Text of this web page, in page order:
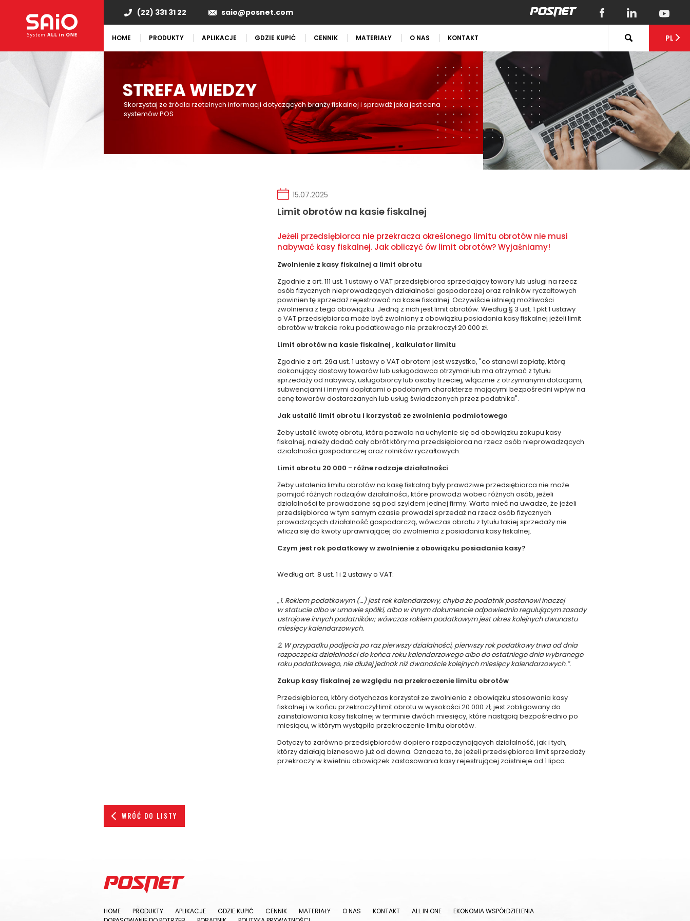
(22) 331 31 22 saio@posnet.com
HOME PRODUKTY APLIKACJE GDZIE KUPIĆ CENNIK MATERIAŁY O NAS KONTAKT PL
STREFA WIEDZY
Skorzystaj ze źródła rzetelnych informacji dotyczących branży fiskalnej i sprawdź jaka jest cena
systemów POS
15.07.2025
Limit obrotów na kasie fiskalnej
Jeżeli przedsiębiorca nie przekracza określonego limitu obrotów nie musi
nabywać kasy fiskalnej. Jak obliczyć ów limit obrotów? Wyjaśniamy!
Zwolnienie z kasy fiskalnej a limit obrotu
Zgodnie z art. 111 ust. 1 ustawy o VAT przedsiębiorca sprzedający towary lub usługi na rzecz
osób fizycznych nieprowadzących działalności gospodarczej oraz rolników ryczałtowych
powinien tę sprzedaż rejestrować na kasie fiskalnej. Oczywiście istnieją możliwości
zwolnienia z tego obowiązku. Jedną z nich jest limit obrotów. Według § 3 ust. 1 pkt 1 ustawy
o VAT przedsiębiorca może być zwolniony z obowiązku posiadania kasy fiskalnej jeżeli limit
obrotów w trakcie roku podatkowego nie przekroczył 20 000 zł.
Limit obrotów na kasie fiskalnej , kalkulator limitu
Zgodnie z art. 29a ust. 1 ustawy o VAT obrotem jest wszystko, "co stanowi zapłatę, którą
dokonujący dostawy towarów lub usługodawca otrzymał lub ma otrzymać z tytułu
sprzedaży od nabywcy, usługobiorcy lub osoby trzeciej, włącznie z otrzymanymi dotacjami,
subwencjami i innymi dopłatami o podobnym charakterze mającymi bezpośredni wpływ na
cenę towarów dostarczanych lub usług świadczonych przez podatnika".
Jak ustalić limit obrotu i korzystać ze zwolnienia podmiotowego
Żeby ustalić kwotę obrotu, która pozwala na uchylenie się od obowiązku zakupu kasy
fiskalnej, należy dodać cały obrót który ma przedsiębiorca na rzecz osób nieprowadzących
działalności gospodarczej oraz rolników ryczałtowych.
Limit obrotu 20 000 - różne rodzaje działalności
Żeby ustalenia limitu obrotów na kasę fiskalną były prawdziwe przedsiębiorca nie może
pomijać różnych rodzajów działalności, które prowadzi wobec różnych osób, jeżeli
działalności te prowadzone są pod szyldem jednej firmy. Warto mieć na uwadze, że jeżeli
przedsiębiorca w tym samym czasie prowadzi sprzedaż na rzecz osób fizycznych
prowadzących działalność gospodarczą, wówczas obrotu z tytułu takiej sprzedaży nie
wlicza się do kwoty uprawniającej do zwolnienia z posiadania kasy fiskalnej.
Czym jest rok podatkowy w zwolnienie z obowiązku posiadania kasy?
Według art. 8 ust. 1 i 2 ustawy o VAT:
„1. Rokiem podatkowym (…) jest rok kalendarzowy, chyba że podatnik postanowi inaczej
w statucie albo w umowie spółki, albo w innym dokumencie odpowiednio regulującym zasady
ustrojowe innych podatników; wówczas rokiem podatkowym jest okres kolejnych dwunastu
miesięcy kalendarzowych.
2. W przypadku podjęcia po raz pierwszy działalności, pierwszy rok podatkowy trwa od dnia
rozpoczęcia działalności do końca roku kalendarzowego albo do ostatniego dnia wybranego
roku podatkowego, nie dłużej jednak niż dwanaście kolejnych miesięcy kalendarzowych.”.
Zakup kasy fiskalnej ze względu na przekroczenie limitu obrotów
Przedsiębiorca, który dotychczas korzystał ze zwolnienia z obowiązku stosowania kasy
fiskalnej i w końcu przekroczył limit obrotu w wysokości 20 000 zł, jest zobligowany do
zainstalowania kasy fiskalnej w terminie dwóch miesięcy, które nastąpią bezpośrednio po
miesiącu, w którym wystąpiło przekroczenie limitu obrotów.
Dotyczy to zarówno przedsiębiorców dopiero rozpoczynających działalność, jak i tych,
którzy działają biznesowo już od dawna. Oznacza to, że jeżeli przedsiębiorca limit sprzedaży
przekroczy w kwietniu obowiązek zastosowania kasy rejestrującej zaistnieje od 1 lipca.
WRÓĆ DO LISTY
HOME PRODUKTY APLIKACJE GDZIE KUPIĆ CENNIK MATERIAŁY O NAS KONTAKT ALL IN ONE
EKONOMIA WSPÓŁDZIELENIA